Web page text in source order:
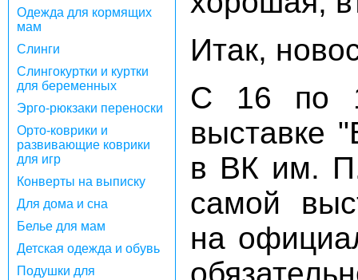
Одежда для кормящих
мам
Слинги
Слингокуртки и куртки
для беременных
Эрго-рюкзаки переноски
Орто-коврики и
развивающие коврики
для игр
Конверты на выписку
Для дома и сна
Белье для мам
Детская одежда и обувь
Подушки для
Итак,
С 16 по
выставке
в ВК им.
самой
на